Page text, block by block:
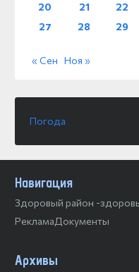
20
21 22
27
28 29
« Сен Ноя »
Погода
Навигация
Здоровый район -
РекламаДокументы
Архивы